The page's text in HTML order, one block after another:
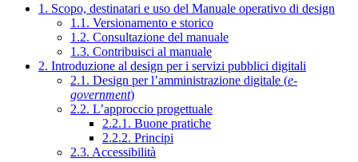
1. Scopo, destinatari e uso del Manuale operativo di design
1.1. Versionamento e storico
1.2. Consultazione del manuale
1.3. Contribuisci al manuale
2. Introduzione al design per i servizi pubblici digitali
2.1. Design per l’amministrazione digitale (e-
government)
2.2. L’approccio progettuale
2.2.1. Buone pratiche
2.2.2. Principi
2.3. Accessibilità